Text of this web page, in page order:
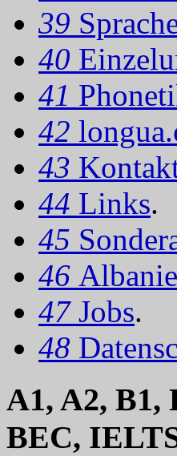
39
40
41
42
43
44 Links.
45
46
47 Jobs.
48
A1, A2, B1,
BEC,